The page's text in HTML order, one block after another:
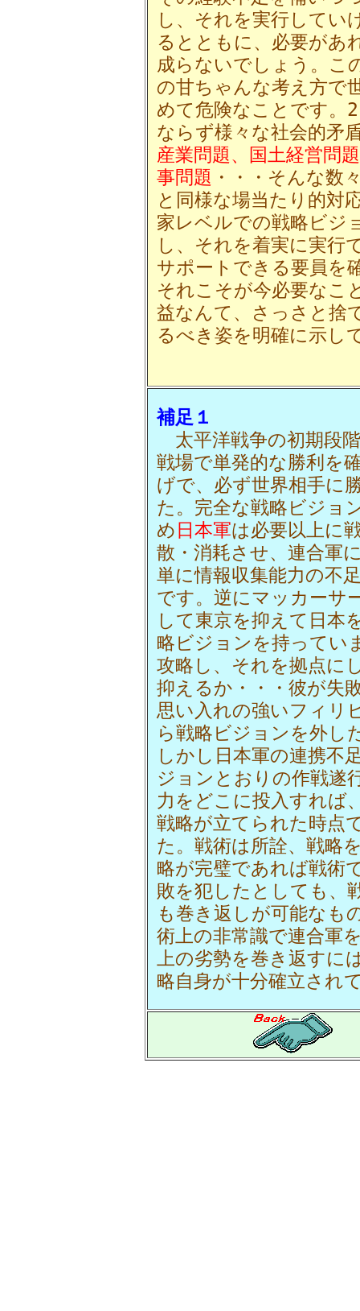
し、それを実行してい
るとともに、必要があ
成らないでしょう。こ
の甘ちゃんな考え方で
めて危険なことです。
ならず様々な社会的矛
産業問題、国土経営問
事問題 ・・・そんな数
と同様な場当たり的対
家レベルでの戦略ビジ
し、それを着実に実行
サポートできる要員を
それこそが今必要なこ
益なんて、さっさと捨
るべき姿を明確に示し
補足１
太平洋戦争の初期段
戦場で単発的な勝利を
げで、必ず世界相手に
た。完全な戦略ビジョ
め日本軍は必要以上に
散・消耗させ、連合軍
単に情報収集能力の不
です。逆にマッカーサ
して東京を抑えて日本
略ビジョンを持ってい
攻略し、それを拠点に
抑えるか・・・彼が失
思い入れの強いフィリ
ら戦略ビジョンを外し
しかし日本軍の連携不
ジョンとおりの作戦遂
力をどこに投入すれば
戦略が立てられた時点
た。戦術は所詮、戦略
略が完璧であれば戦術
敗を犯したとしても、
も巻き返しが可能なも
術上の非常識で連合軍
上の劣勢を巻き返す
略自身が十分確立され